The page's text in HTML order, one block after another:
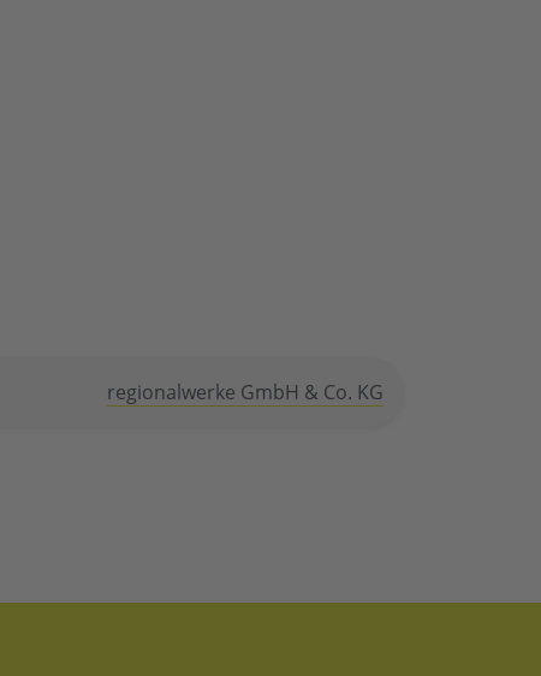
regionalwerke GmbH & Co. KG